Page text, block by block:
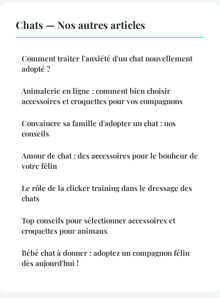
Chats — Nos autres articles
Comment traiter l'anxiété d'un chat nouvellement
adopté ?
Animalerie en ligne : comment bien choisir
accessoires et croquettes pour vos compagnons
Convaincre sa famille d'adopter un chat : nos
conseils
Amour de chat : des accessoires pour le bonheur de
votre félin
Le rôle de la clicker training dans le dressage des
chats
Top conseils pour sélectionner accessoires et
croquettes pour animaux
Bébé chat à donner : adoptez un compagnon félin
dès aujourd'hui !